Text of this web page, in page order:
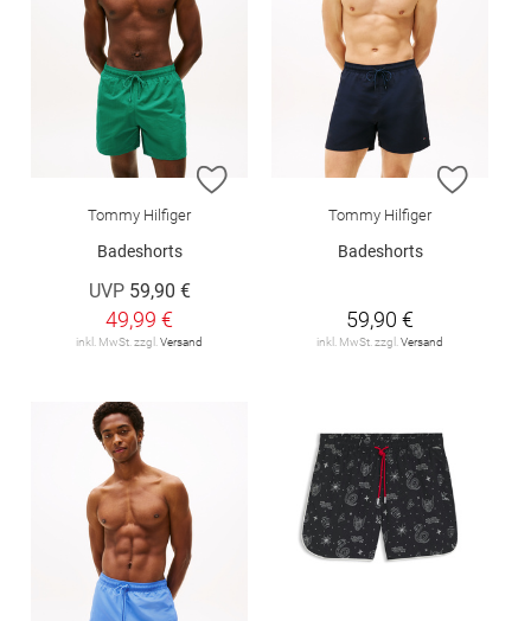
ZUR WUNSCHLISTE HINZUFÜGEN
Tommy Hilfiger
Badeshorts
UVP 59,90 €
49,99 €
inkl. MwSt. zzgl. Versand
ZUR
Tommy Hilfiger
Badeshorts
59,90 €
inkl. MwSt. zzgl. Versand